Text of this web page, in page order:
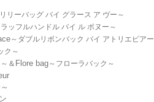
リーバッグ バイ グラース ア ヴー～
ラッフルハンドル バイ ル ボヌー～
～ダブルリボンバック バイ アトリエピア
ク～
＆ Flore bag～フローラバック～